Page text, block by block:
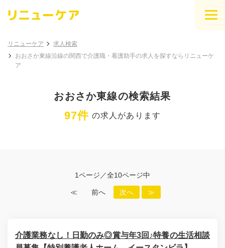
リニューケア
求人検索
おおさか東線沿線の関西で介護職・看護助手の求人を探すならリニューケ
ア
おおさか東線の検索結果
97件 の求人があります
1ページ／全10ページ中
≪ 前へ 次へ ≫
介護業務なし！日勤のみ◎賞与年3回♪特養の生活相談